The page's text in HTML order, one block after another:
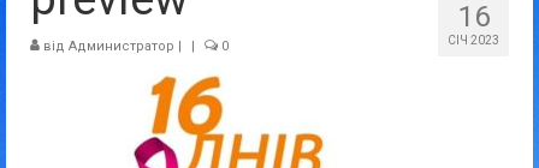
Дошка оголошень
Батькам та учням
Прозорість та відкритість
16
СІЧ 2023
від Администратор | | 0